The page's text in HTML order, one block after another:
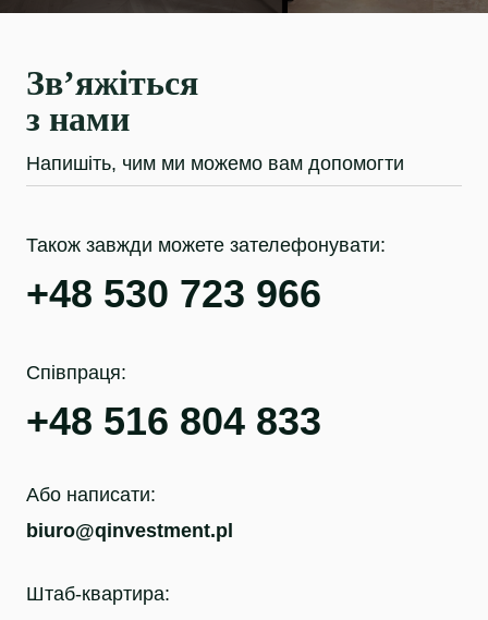
Зв’яжіться
з нами
Напишіть, чим ми можемо вам допомогти
Також завжди можете зателефонувати:
+48 530 723 966
Співпраця:
+48 516 804 833
Або написати:
biuro@qinvestment.pl
Штаб-квартира: